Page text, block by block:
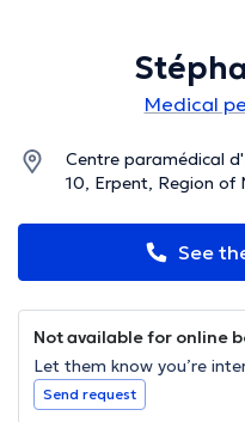
Medical
Centre paramédical
10, Erpent, Region of
See
Not available for online
Let them know you’re
Send request